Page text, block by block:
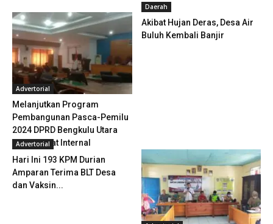
Advertorial
Melanjutkan Program
Pembangunan Pasca-Pemilu
2024 DPRD Bengkulu Utara
Gelar Rapat Internal
Daerah
Akibat Hujan Deras, Desa Air
Buluh Kembali Banjir
Advertorial
Hari Ini 193 KPM Durian
Amparan Terima BLT Desa
dan Vaksin...